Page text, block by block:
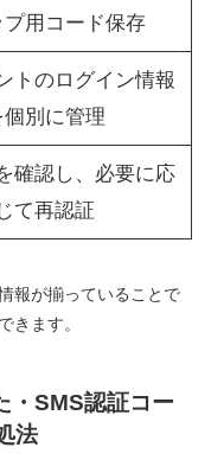
プ用コード保存
トのログイン情報
個別に管理
確認し、必要に応
て再認証
報が揃っていることで
きます。
・SMS認証コー
法